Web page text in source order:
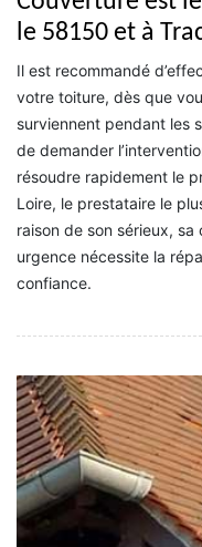
le 58150 et à
Il est recommandé
votre toiture, dès que
surviennent pendant les
de demander
résoudre rapidement le
Loire, le prestataire le
raison de son sérieux,
urgence nécessite la
confiance.